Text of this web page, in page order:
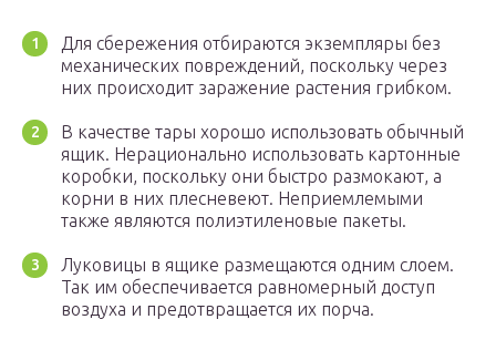
Для сбережения отбираются экземпляры без
механических повреждений, поскольку через
них происходит заражение растения грибком.
В качестве тары хорошо использовать обычный
ящик. Нерационально использовать картонные
коробки, поскольку они быстро размокают, а
корни в них плесневеют. Неприемлемыми
также являются полиэтиленовые пакеты.
Луковицы в ящике размещаются одним слоем.
Так им обеспечивается равномерный доступ
воздуха и предотвращается их порча.